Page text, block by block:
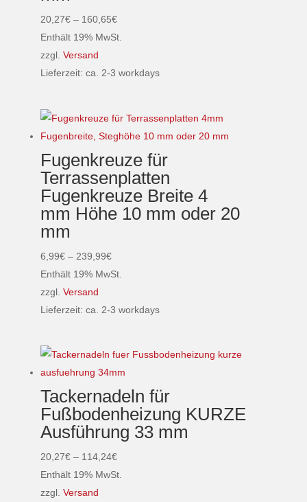
können
auf
Produktseite
20,27€ – 160,65€Preisspanne:
20,27€
160,65€
Enthält 19% MwSt.
zzgl. Versand
Lieferzeit: ca. 2-3 workdays
Produkt
mehrere
Varianten
auf.
Die
Optionen
können
auf
der
Produktseite
gewählt
Fugenkreuze für
Terrassenplatten
Fugenkreuze Breite 4
mm Höhe 10 mm oder 20
mm
6,99€ – 239,99€Preisspanne:
6,99€
239,99€
Enthält 19% MwSt.
zzgl. Versand
Lieferzeit: ca. 2-3 workdays
Produkt
Varianten
auf.
Die
Optionen
können
Tackernadeln für
Fußbodenheizung KURZE
Ausführung 33 mm
20,27€ – 114,24€Preisspanne:
20,27€
Enthält 19% MwSt.
zzgl. Versand